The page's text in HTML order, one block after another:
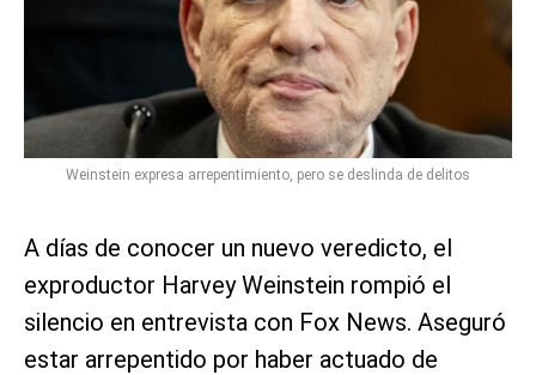
Weinstein expresa arrepentimiento, pero se deslinda de delitos
A días de conocer un nuevo veredicto, el
exproductor Harvey Weinstein rompió el
silencio en entrevista con Fox News. Aseguró
estar arrepentido por haber actuado de